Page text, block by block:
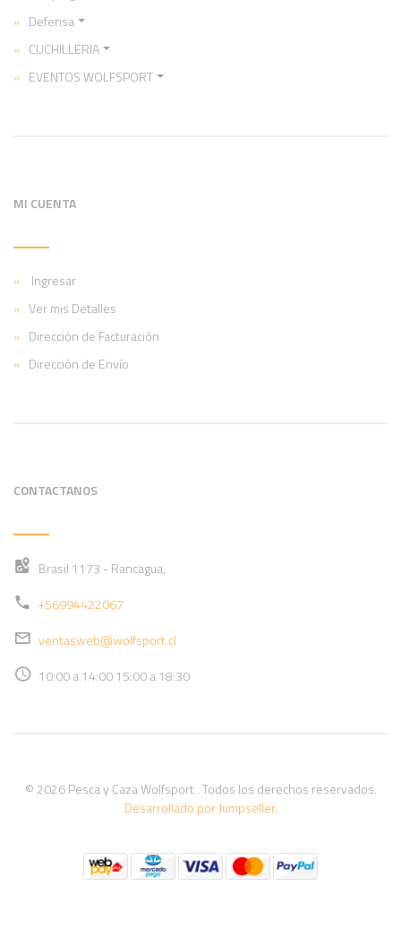
Defensa
CUCHILLERIA
EVENTOS WOLFSPORT
MI CUENTA
Ingresar
Ver mis Detalles
Dirección de Facturación
Dirección de Envío
CONTACTANOS
Brasil 1173 - Rancagua,
+56994422067
ventasweb@wolfsport.cl
10:00 a 14:00 15:00 a 18:30
© 2026 Pesca y Caza Wolfsport . Todos los derechos reservados.
Desarrollado por Jumpseller.